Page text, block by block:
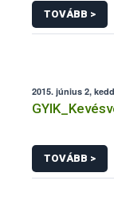
TOVÁBB >
2015. június 2, kedd
TOVÁBB >